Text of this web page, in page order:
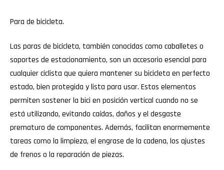
Para de bicicleta.
Las paras de bicicleta, también conocidas como caballetes o
soportes de estacionamiento, son un accesorio esencial para
cualquier ciclista que quiera mantener su bicicleta en perfecto
estado, bien protegida y lista para usar. Estos elementos
permiten sostener la bici en posición vertical cuando no se
está utilizando, evitando caídas, daños y el desgaste
prematuro de componentes. Además, facilitan enormemente
tareas como la limpieza, el engrase de la cadena, los ajustes
de frenos o la reparación de piezas.